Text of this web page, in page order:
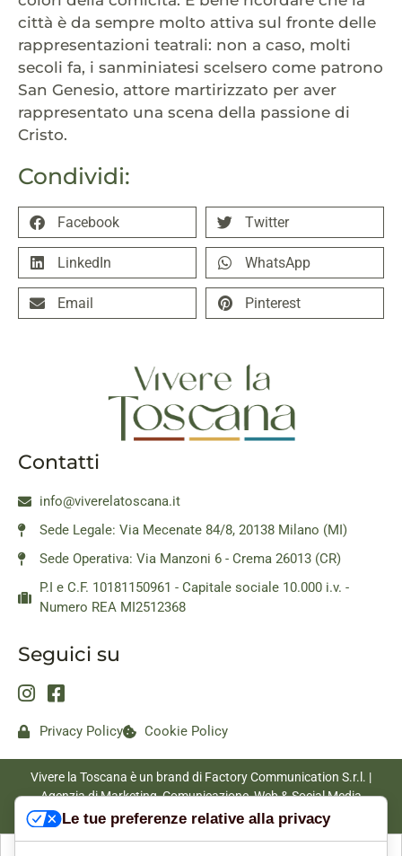
Condividi:
Facebook Twitter
LinkedIn WhatsApp
Email Pinterest
città è da sempre molto attiva sul fronte delle
rappresentazioni teatrali: non a caso, molti
secoli fa, i sanminiatesi scelsero come patrono
San Genesio, attore martirizzato per aver
rappresentato una scena della passione di
Cristo.
Contatti
info@viverelatoscana.it
Sede Legale: Via Mecenate 84/8, 20138 Milano (MI)
Sede Operativa: Via Manzoni 6 - Crema 26013 (CR)
P.I e C.F. 10181150961 - Capitale sociale 10.000 i.v. -
Numero REA MI2512368
Seguici su
Privacy Policy Cookie Policy
Vivere la Toscana è un brand di Factory Communication S.r.l. |
Agenzia di Marketing, Comunicazione, Web & Social Media
|www.factorycommunication.it
Le tue preferenze relative alla privacy